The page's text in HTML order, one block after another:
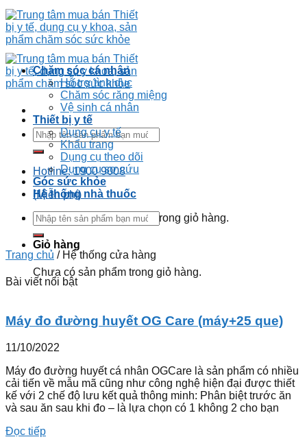
Hotline: 1900 9008
(Miễn phí)
Chưa có sản phẩm trong giỏ hàng.
Giỏ hàng
Chưa có sản phẩm trong giỏ hàng.
Chăm sóc cá nhân
Hỗ trợ tình dục
Chăm sóc răng miệng
Vệ sinh cá nhân
Thiết bị y tế
Dụng cụ y tế
Khẩu trang
Dụng cụ theo dõi
Dụng cụ sơ cứu
Góc sức khỏe
Hệ thống nhà thuốc
Trang chủ /Hệ thống cửa hàng
Bài viết nổi bật
Máy đo đường huyết OG Care (máy+25 que)
11/10/2022
Máy đo đường huyết cá nhân OGCare là sản phẩm có nhiều
cải tiến về mẫu mã cũng như công nghệ hiện đại được thiết
kế với 2 chế độ lưu kết quả thông minh: Phân biệt trước ăn
và sau ăn sau khi đo – là lựa chọn có 1 không 2 cho bạn
Đọc tiếp